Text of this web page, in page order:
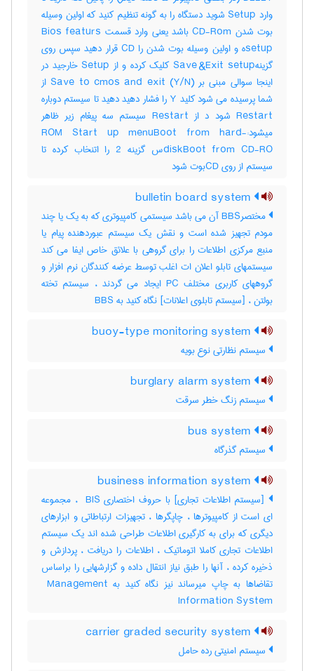
وارد Setup شوید دستگاه را به گونه تنظیم کنید که اولین وسیله
بوت شدن CD-Rom باشد یعنی وارد قسمت Bios featurs
setupه و اولین وسیله بوت شدن را CD قرار دهید سپس روی
گزینهSave &Exit setup کلیک کرده و از Setup خارجید در
اینجا سوالی مبنی بر (Save to cmos and exit (Y/N از
شما پرسیده می شود کلید Y را فشار دهید دهید تا سیستم دوباره
Restart شود د از Restart سیستم سه پیغام زیر ظاهر
میشود:-ROM Start up menuBoot from hard
diskBoot from CD-ROس گزینه 2 را اتنخاب کرده تا
سیستم از روی CDبوت شود
مختصرBBS آن می باشد سیستمی کامپیوتری که به یک یا چند
مودم تجهیز شده است و نقش یک سیستم عبوردهنده پیام یا
منبع مرکزی اطلاعات را برای گروهی با علائق خاص ایفا می کند
سیستمهای تابلو اعلان ات اغلب توسط عرضه کنندگان نرم افزار و
گروههای کاربری مختلف PC ایجاد می گردند ، سیستم تخته
بولتن ، [سیستم تابلوی اعلانات] نگاه کنید به ‎ BBS
سیستم نظارتی نوع بویه
سیستم زنگ خطر سرقت
سیستم گذرگاه
[سیستم اطلاعات تجاری] با حروف اختصاری ‎ BIS ، مجموعه
ای است از کامپیوترها ، چاپگرها ، تجهیزات ارتباطاتی و ابزارهای
دیگری که برای به کارگیری اطلاعات طراحی شده اند یک سیستم
اطلاعات تجاری کاملا اتوماتیک ، اطلاعات را دریافت ، پردازش و
ذخیره کرده ، آنها را طبق نیاز انتقال داده و گزارشهایی را براساس
تقاضاها به چاپ میرساند نیز نگاه کنید به ‎ Management
Information System
سیستم امنیتی رده حامل